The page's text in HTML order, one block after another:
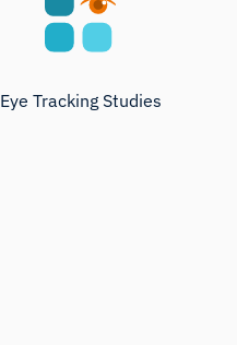
Eye Tracking Studies